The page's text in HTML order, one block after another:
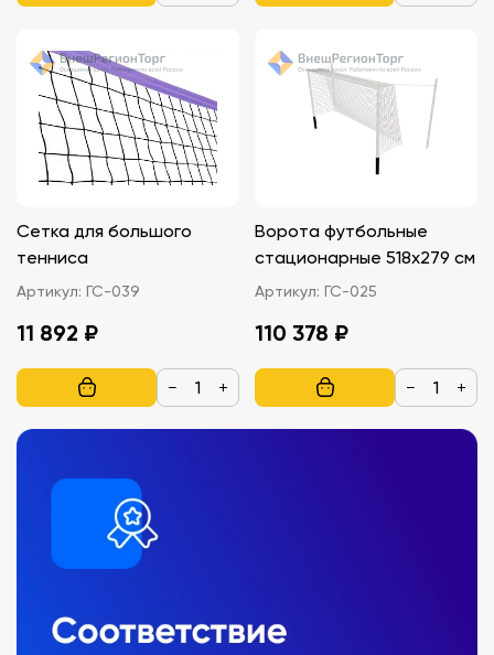
Сетка для большого
тенниса
Артикул: ГС-039
11 892 ₽
− +
Ворота футбольные
стационарные 518х279 см
Артикул: ГС-025
110 378 ₽
− +